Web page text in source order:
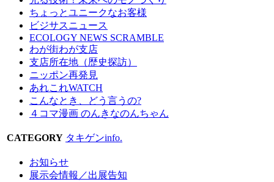
ちょっとユニークなお客様
ビジサスニュース
ECOLOGY NEWS SCRAMBLE
わが街わが支店
支店所在地（歴史探訪）
ニッポン再発見
あれこれWATCH
こんなとき、どう言うの?
４コマ漫画 のんきなのんちゃん
CATEGORY タキゲンinfo.
お知らせ
展示会情報／出展告知